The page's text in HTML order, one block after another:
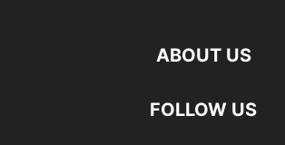
ABOUT US
FOLLOW US